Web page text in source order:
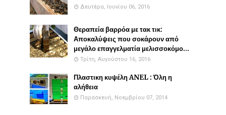
Δευτέρα, Ιουνίου 06, 2016
Θεραπεία βαρρόα με τακ τικ:
Αποκαλύψεις που σοκάρουν από
μεγάλο επαγγελματία μελισσοκόμο...
Τρίτη, Αυγούστου 16, 2016
Πλαστικη κυψέλη ANEL : Όλη η
αλήθεια
Παρασκευή, Νοεμβρίου 07, 2014